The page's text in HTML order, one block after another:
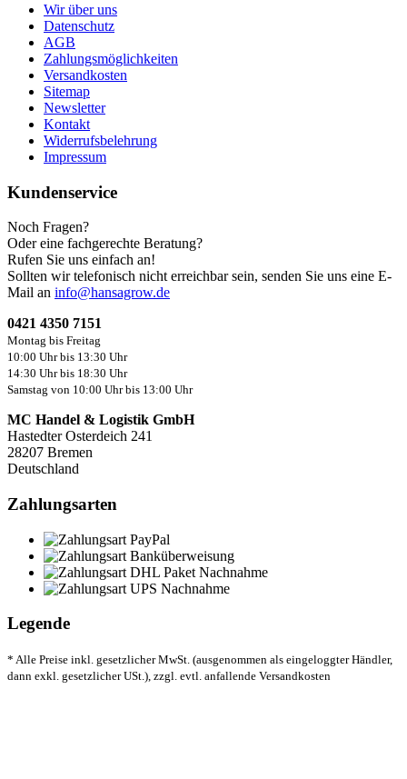
Wir über uns
Datenschutz
AGB
Zahlungsmöglichkeiten
Versandkosten
Sitemap
Newsletter
Kontakt
Widerrufsbelehrung
Impressum
Kundenservice
Noch Fragen?
Oder eine fachgerechte Beratung?
Rufen Sie uns einfach an!
Sollten wir telefonisch nicht erreichbar sein, senden Sie uns eine E-
Mail an info@hansagrow.de
0421 4350 7151
Montag bis Freitag
10:00 Uhr bis 13:30 Uhr
14:30 Uhr bis 18:30 Uhr
Samstag von 10:00 Uhr bis 13:00 Uhr
MC Handel & Logistik GmbH
Hastedter Osterdeich 241
28207 Bremen
Deutschland
Zahlungsarten
Legende
* Alle Preise inkl. gesetzlicher MwSt. (ausgenommen als eingeloggter Händler,
dann exkl. gesetzlicher USt.), zzgl. evtl. anfallende Versandkosten